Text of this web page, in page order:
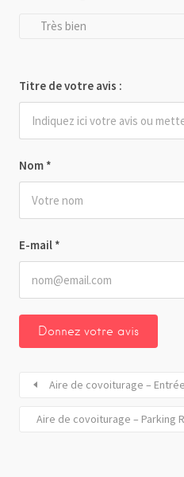
Nom *
E-mail *
Très bien
Titre de votre avis :
Aire de covoiturage –
Aire de covoiturage – Parking